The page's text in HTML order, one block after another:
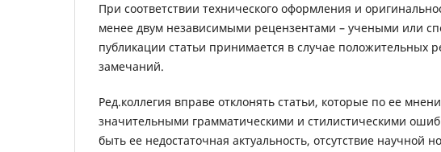
При соответствии технического оформления и
менее двум независимыми рецензентами – учеными или
публикации статьи принимается в случае положительных
замечаний.
Ред.коллегия вправе отклонять статьи, которые по ее
значительными грамматическими и стилистическими
быть ее недостаточная актуальность, отсутствие научной